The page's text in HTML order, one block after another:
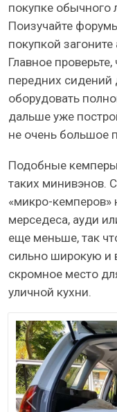
покупке обычного
Поизучайте
покупкой загоните
Главное
передних сидений
оборудовать
дальше уже
не очень большое
Подобные
таких минивэнов.
«микро-кемперов»
мерседеса, ауди
еще меньше, так
сильно широкую и
скромное место
уличной кухни.
Назад